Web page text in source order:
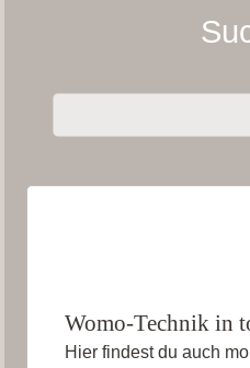
Womo-Technik in
Hier findest du auch